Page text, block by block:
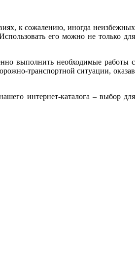
к сожалению, иногда неизбежных
его можно не только для
выполнить необходимые работы с
транспортной ситуации, оказав
интернет-каталога – выбор для